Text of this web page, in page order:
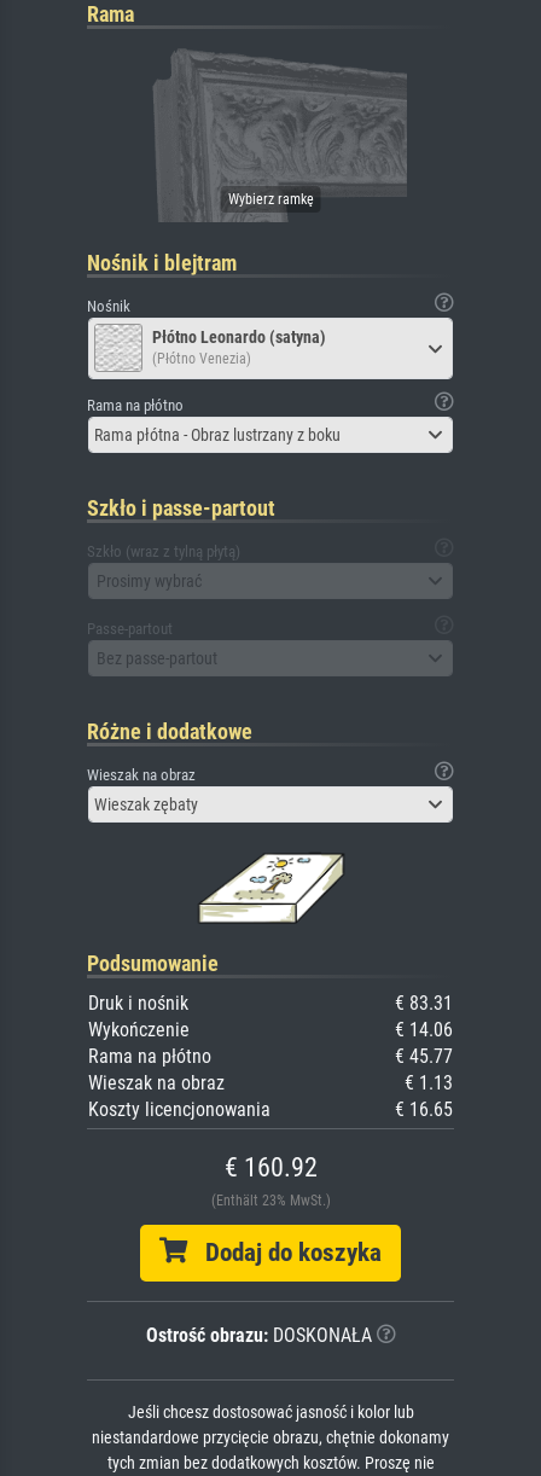
Rama
Nośnik i blejtram
Nośnik
Płótno Leonardo (satyna)
(Płótno Venezia)
Rama na płótno
Rama płótna - Obraz lustrzany z boku
Szkło i passe-partout
Szkło (wraz z tylną płytą)
Prosimy wybrać
Passe-partout
Bez passe-partout
Różne i dodatkowe
Wieszak na obraz
Wieszak zębaty
Podsumowanie
Druk i nośnik
€ 83.31
Wykończenie
€ 14.06
Rama na płótno
€ 45.77
Wieszak na obraz
€ 1.13
Koszty licencjonowania
€ 16.65
€ 160.92
(Enthält 23% MwSt.)
Dodaj do koszyka
Ostrość obrazu:DOSKONAŁA
Jeśli chcesz dostosować jasność i kolor lub
niestandardowe przycięcie obrazu, chętnie dokonamy
tych zmian bez dodatkowych kosztów. Proszę nie